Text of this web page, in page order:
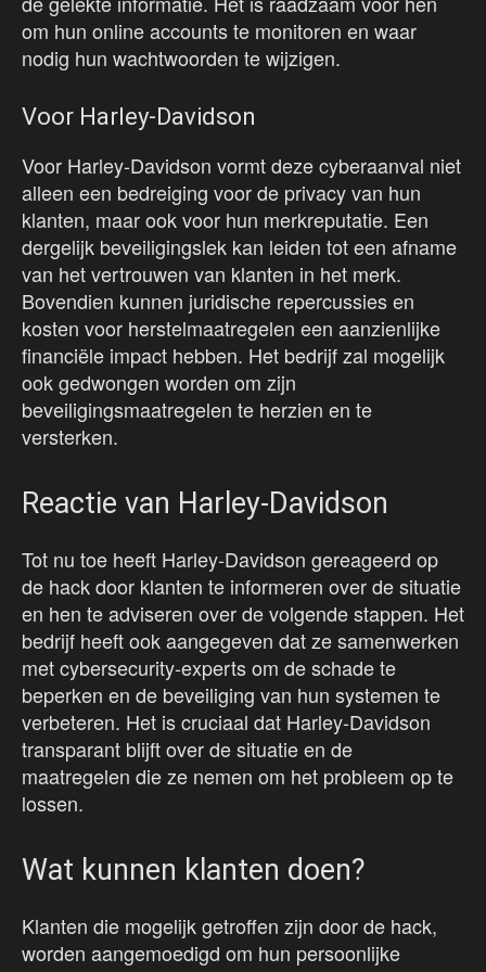
om hun online accounts te monitoren en waar
nodig hun wachtwoorden te wijzigen.
Voor Harley-Davidson
Voor Harley-Davidson vormt deze cyberaanval niet
alleen een bedreiging voor de privacy van hun
klanten, maar ook voor hun merkreputatie. Een
dergelijk beveiligingslek kan leiden tot een afname
van het vertrouwen van klanten in het merk.
Bovendien kunnen juridische repercussies en
kosten voor herstelmaatregelen een aanzienlijke
financiële impact hebben. Het bedrijf zal mogelijk
ook gedwongen worden om zijn
beveiligingsmaatregelen te herzien en te
versterken.
Reactie van Harley-Davidson
Tot nu toe heeft Harley-Davidson gereageerd op
de hack door klanten te informeren over de situatie
en hen te adviseren over de volgende stappen. Het
bedrijf heeft ook aangegeven dat ze samenwerken
met cybersecurity-experts om de schade te
beperken en de beveiliging van hun systemen te
verbeteren. Het is cruciaal dat Harley-Davidson
transparant blijft over de situatie en de
maatregelen die ze nemen om het probleem op te
lossen.
Wat kunnen klanten doen?
Klanten die mogelijk getroffen zijn door de hack,
worden aangemoedigd om hun persoonlijke